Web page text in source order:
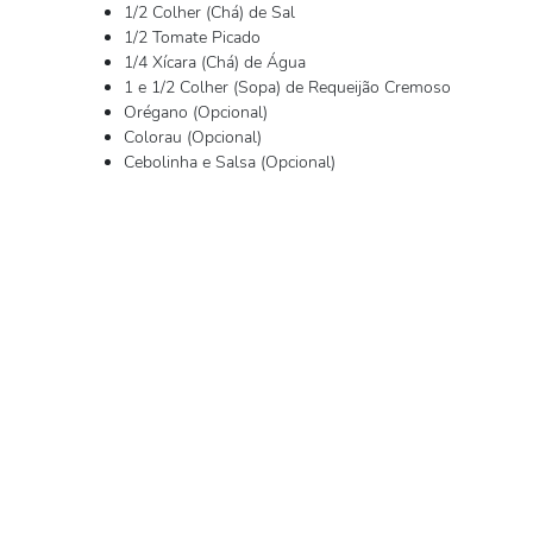
1/2 Colher (Chá) de Sal
1/2 Tomate Picado
1/4 Xícara (Chá) de Água
1 e 1/2 Colher (Sopa) de Requeijão Cremoso
Orégano (Opcional)
Colorau (Opcional)
Cebolinha e Salsa (Opcional)